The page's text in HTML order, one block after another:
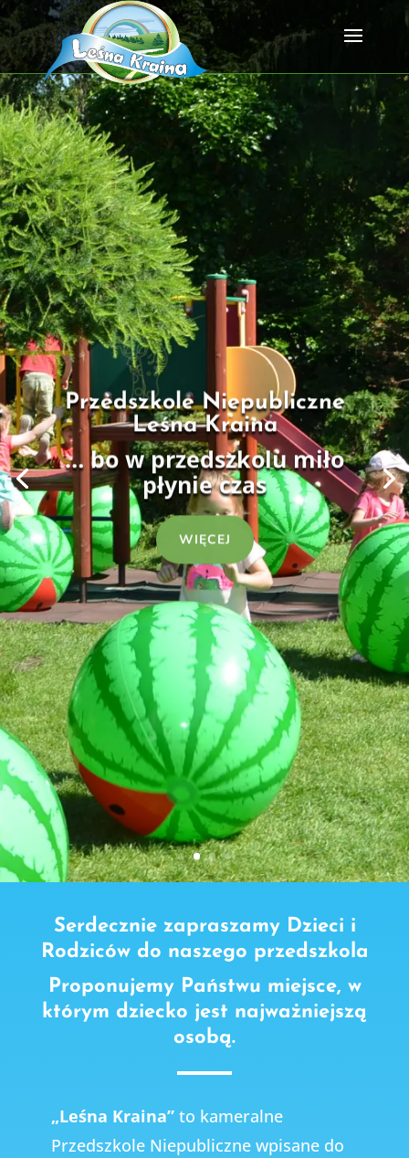
Przedszkole Niepubliczne
Leśna Kraina
… bo w przedszkolu miło
płynie czas
WIĘCEJ
Serdecznie zapraszamy Dzieci i
Rodziców do naszego przedszkola
Proponujemy Państwu miejsce, w
którym dziecko jest najważniejszą
osobą.
„Leśna Kraina”to kameralne
Przedszkole Niepubliczne wpisane do